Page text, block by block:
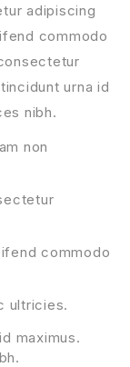
adipiscing
commodo
urna id
nibh.
non
commodo
ultricies.
maximus.